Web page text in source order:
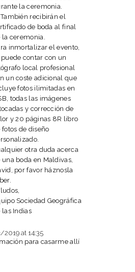
la ceremonia.
recibirán el
de boda al final
la ceremonia.
inmortalizar el evento,
puede contar con un
local profesional
un coste adicional que
fotos ilimitadas en
todas las imágenes
y corrección de
y 20 páginas 8R libro
fotos de diseño
otra duda acerca
una boda en Maldivas,
por favor háznosla
Sociedad Geográfica
las Indias
2019 at 14:35
para casarme allí